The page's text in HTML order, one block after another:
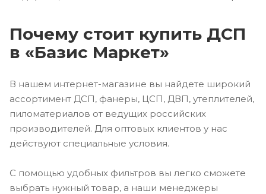
Почему стоит купить ДСП
в «Базис Маркет»
В нашем интернет-магазине вы найдете широкий
ассортимент ДСП, фанеры, ЦСП, ДВП, утеплителей,
пиломатериалов от ведущих российских
производителей. Для оптовых клиентов у нас
действуют специальные условия.
С помощью удобных фильтров вы легко сможете
выбрать нужный товар, а наши менеджеры